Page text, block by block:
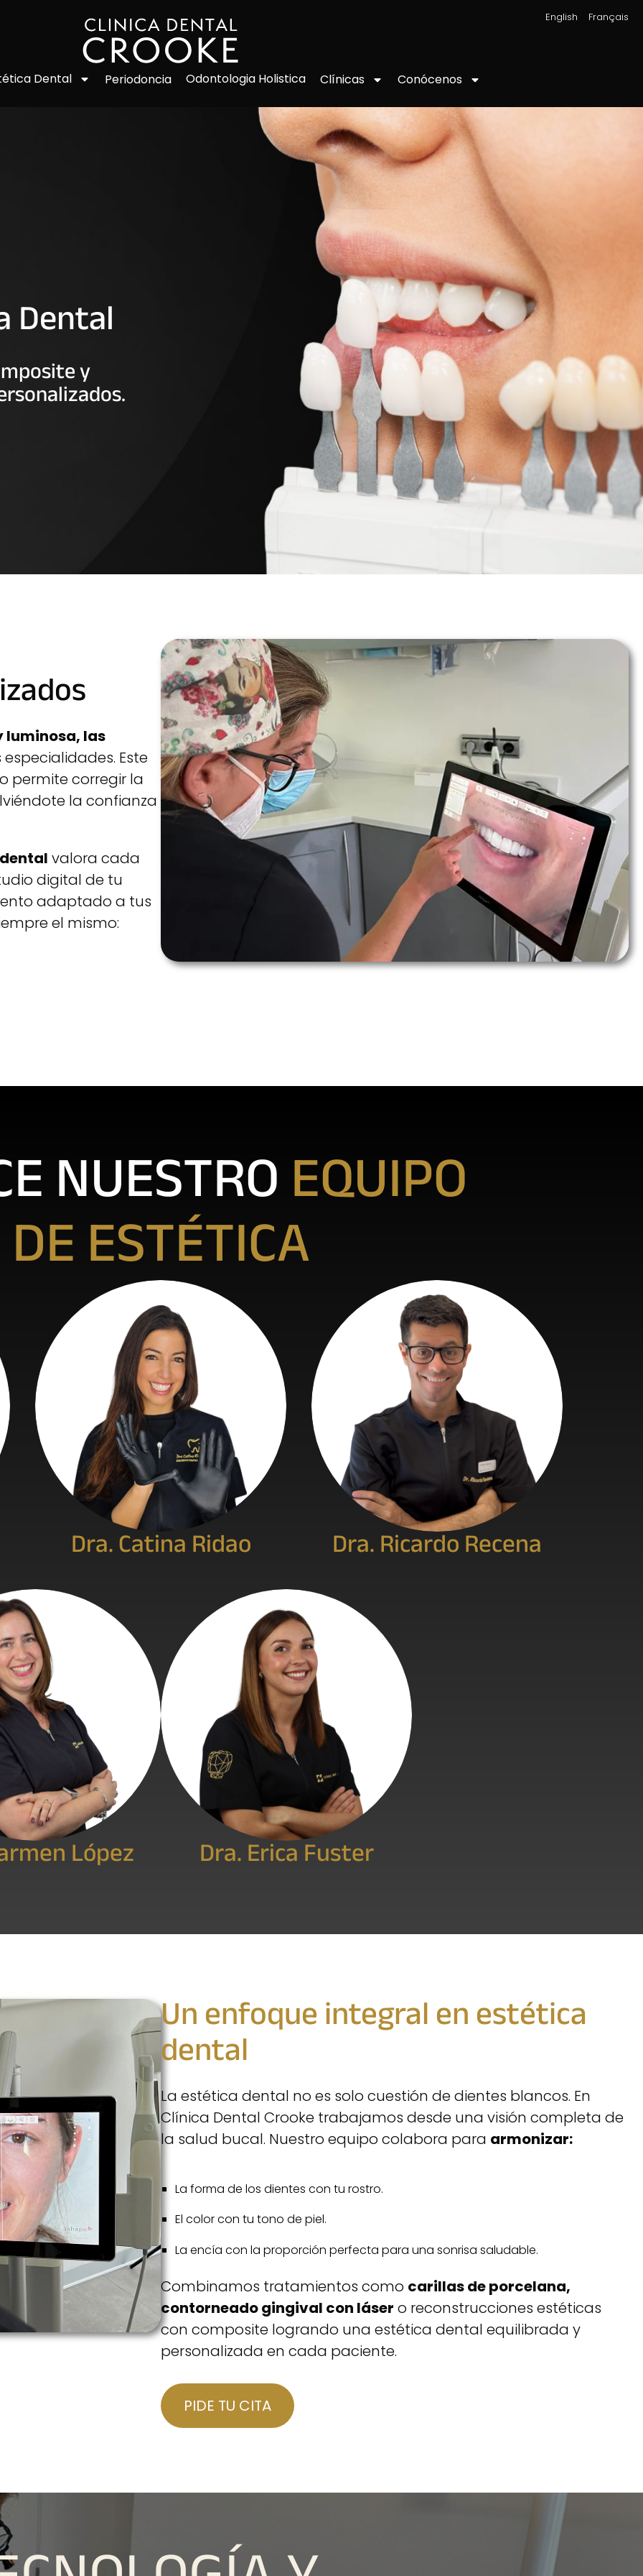
English Français
Dental Periodoncia Odontologia Holistica Clínicas Conócenos
Dental
y
luminosa, las
Este
permite corregir la
la confianza
valora cada
digital de tu
adaptado a tus
el mismo:
NUESTRO EQUIPO
DE ESTÉTICA
Dra. Catina Ridao Dra. Ricardo Recena
López Dra. Erica Fuster
Un enfoque integral en estética
dental
La estética dental no es solo cuestión de dientes blancos. En
Clínica Dental Crooke trabajamos desde una visión completa de
la salud bucal. Nuestro equipo colabora para armonizar:
La forma de los dientes con tu rostro.
El color con tu tono de piel.
La encía con la proporción perfecta para una sonrisa saludable.
Combinamos tratamientos como carillas de porcelana,
contorneado gingival con láser o reconstrucciones estéticas
con composite logrando una estética dental equilibrada y
personalizada en cada paciente.
PIDE TU CITA